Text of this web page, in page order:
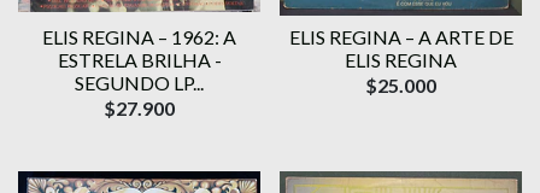
ELIS REGINA – 1962: A
ESTRELA BRILHA -
SEGUNDO LP...
$27.900
ELIS REGINA – A ARTE DE
ELIS REGINA
$25.000